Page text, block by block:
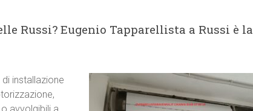
Russi? Eugenio Tapparellista a Russi è la
installazione